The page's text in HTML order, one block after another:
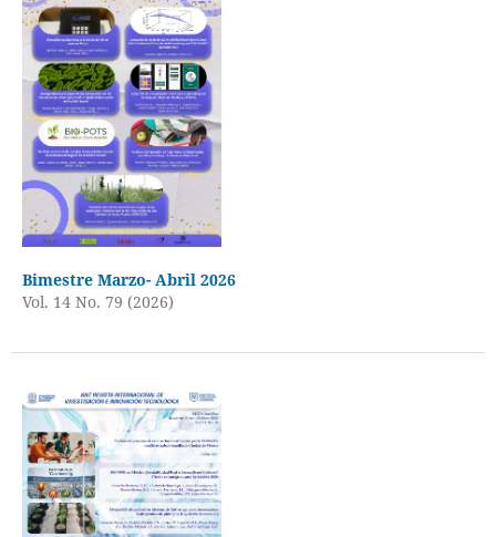
Bimestre Marzo- Abril 2026
Vol. 14 No. 79 (2026)